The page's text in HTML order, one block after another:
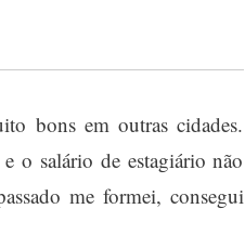
bons em outras cidades.
o salário de estagiário não
me formei, consegui